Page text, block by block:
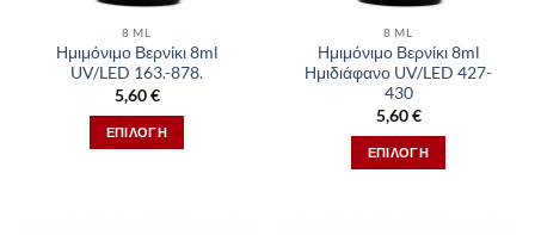
σελίδα
του
προϊόντος
σελίδα
του
προϊόντος
8 ML
Ημιμόνιμο Βερνίκι 8ml
UV/LED 163.-878.
5,60€
ΕΠΙΛΟΓΉ
8 ML
Ημιμόνιμο Βερνίκι 8ml
Ημιδιάφανο UV/LED 427-
430
5,60€
ΕΠΙΛΟΓΉ